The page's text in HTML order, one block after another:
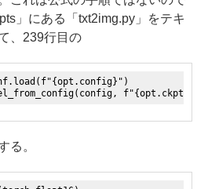
」にある「txt2img.py」をテキ
、239行目の
f"{opt.ckpt}")
る。